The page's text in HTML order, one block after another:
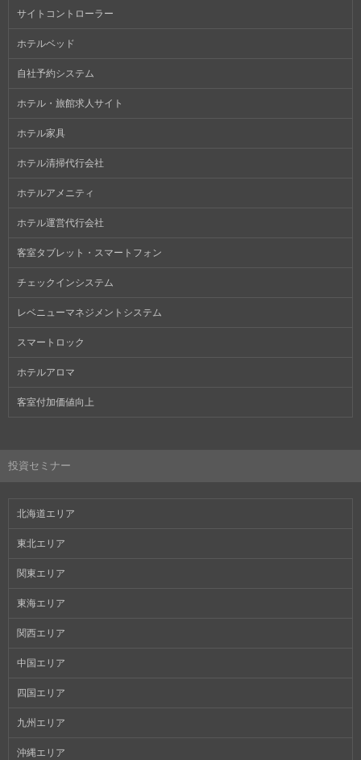
サイトコントローラー
ホテルベッド
自社予約システム
ホテル・旅館求人サイト
ホテル家具
ホテル清掃代行会社
ホテルアメニティ
ホテル運営代行会社
客室タブレット・スマートフォン
チェックインシステム
レベニューマネジメントシステム
スマートロック
ホテルアロマ
客室付加価値向上
投資セミナー
北海道エリア
東北エリア
関東エリア
東海エリア
関西エリア
中国エリア
四国エリア
九州エリア
沖縄エリア